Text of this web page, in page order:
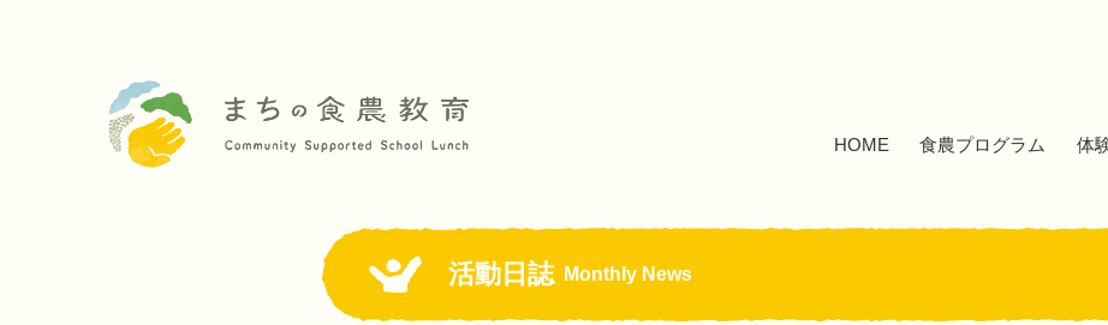
HOME 食農プログラム 体
活動日誌 Monthly News